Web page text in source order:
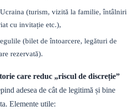
(turism, vizită la familie, întâlniri
cu invitație etc.),
(bilet de întoarcere, legături de
rezervată).
care reduc „riscul de discreție”
adesea de cât de legitimă și bine
Elemente utile: